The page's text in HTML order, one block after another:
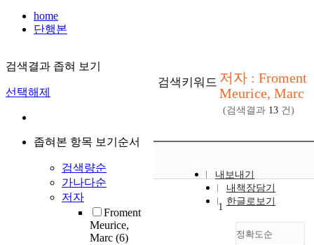
home
단행본
검색결과 좁혀 보기
선택해제
좁혀본 항목 보기순서
검색량순
가나다순
저자
Froment
Meurice,
Marc (6)
검색키워드 저자 : Froment
Meurice, Marc
(검색결과 13 건)
내보내기
내책장담기
한글로보기
정확도순
1